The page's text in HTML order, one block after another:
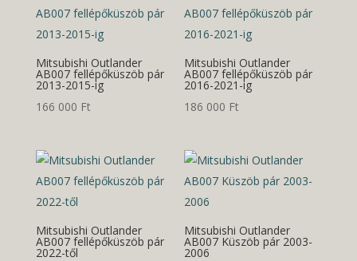
Mitsubishi Outlander
AB007 fellépőküszöb pár
2013-2015-ig
166 000 Ft
Mitsubishi Outlander
AB007 fellépőküszöb pár
2016-2021-ig
186 000 Ft
Mitsubishi Outlander
AB007 fellépőküszöb pár
2022-től
Mitsubishi Outlander
AB007 Küszöb pár 2003-
2006